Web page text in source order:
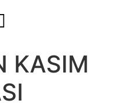
KASIM